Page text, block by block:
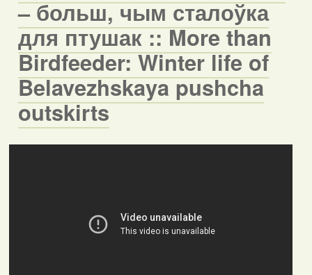
– больш, чым сталоўка
для птушак :: More than
Birdfeeder: Winter life of
Belavezhskaya pushcha
outskirts